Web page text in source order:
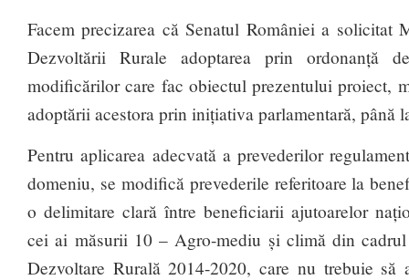
Facem precizarea că Senatul României a
Dezvoltării Rurale adoptarea prin ordonanță
modificărilor care fac obiectul prezentului proiect,
adoptării acestora prin inițiativa parlamentară, până
Pentru aplicarea adecvată a prevederilor
domeniu, se modifică prevederile referitoare la
o delimitare clară între beneficiarii ajutoarelor
cei ai măsurii 10 – Agro-mediu și climă din
Dezvoltare Rurală 2014-2020, care nu trebuie să